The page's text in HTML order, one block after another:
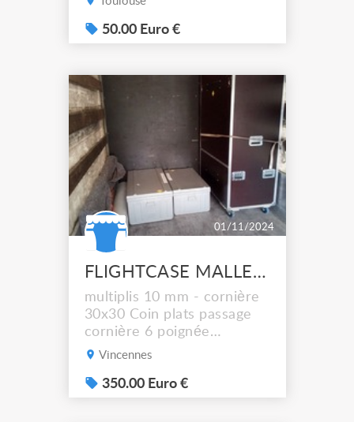
50.00 Euro €
01/11/2024
FLIGHTCASE MALLE A COSTUMES 1120X620X1910
multiplis 10 mm - cornière
30x30 Coin plats passage
cornière 6 poignée
encastrée à renvoi 2
roulettes bleues 100mm
dont 2 à frein 2 grilles de
Vincennes
350.00 Euro €